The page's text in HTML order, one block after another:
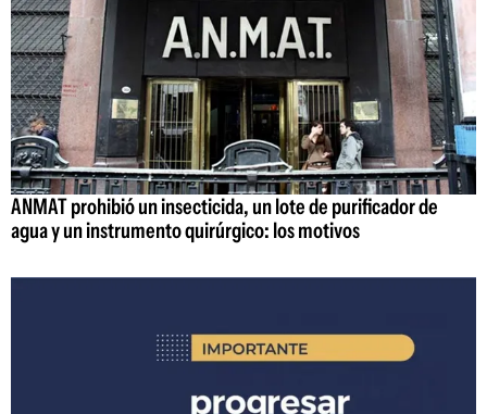
ANMAT prohibió un insecticida, un lote de purificador de
agua y un instrumento quirúrgico: los motivos